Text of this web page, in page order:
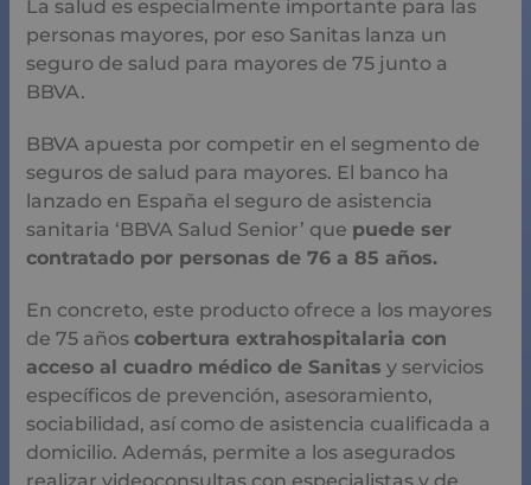
La salud es especialmente importante para las
personas mayores, por eso Sanitas lanza un
seguro de salud para mayores de 75 junto a
BBVA.
BBVA apuesta por competir en el segmento de
seguros de salud para mayores. El banco ha
lanzado en España el seguro de asistencia
sanitaria ‘BBVA Salud Senior’ que puede ser
contratado por personas de 76 a 85 años.
En concreto, este producto ofrece a los mayores
de 75 años cobertura extrahospitalaria con
acceso al cuadro médico de Sanitas y servicios
específicos de prevención, asesoramiento,
sociabilidad, así como de asistencia cualificada a
domicilio. Además, permite a los asegurados
realizar videoconsultas con especialistas y de